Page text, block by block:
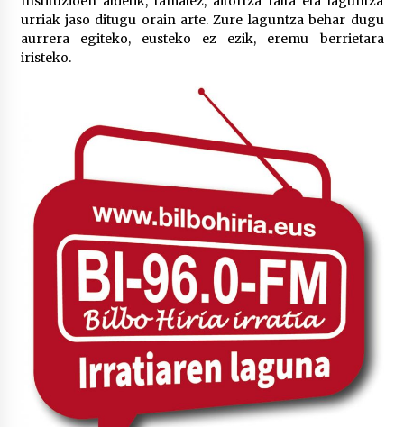
POTTO: San Pedro jaietako bertso-saioa
Larunbatean Plentziako Itsas Martxa ospatuko
da
LIBURUEN ERREPUBLIKA TXIKIA: Hiragana akats
isil batekin dator beti
2026/07/07
Auritz Iñurrietaren margoak ikusgai
Uribitarte40 aretoan
2026/07/03
SOINUGELA: Paul McCartney eta Ringo Starr-en
lan berriak
2026/07/03
urriak jaso ditugu orain arte. Zure laguntza behar dugu
aurrera egiteko, eusteko ez ezik, eremu berrietara
iristeko.